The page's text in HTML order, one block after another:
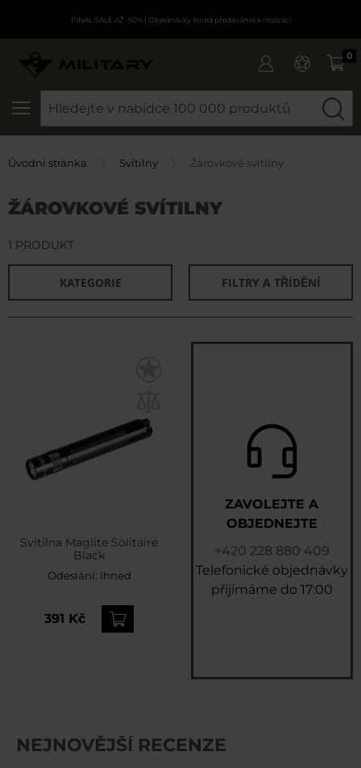
FINAL SALE AŽ -50%| Objednávky ihned předáváme k realizaci
0
Úvodní stránka Svítilny Žárovkové svítilny
ŽÁROVKOVÉ SVÍTILNY
KATEGORIE FILTRY A TŘÍDĚNÍ
1 PRODUKT
Svítilna Maglite Solitaire
Black
Odeslání: Ihned
391 Kč
ZAVOLEJTE A
OBJEDNEJTE
+420 228 880 409
Telefonické objednávky
přijímáme do 17:00
NEJNOVĚJŠÍ RECENZE